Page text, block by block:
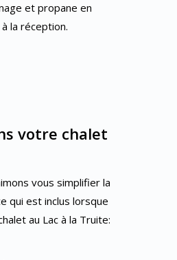
et propane en
la réception.
votre chalet
vous simplifier la
qui est inclus lorsque
au Lac à la Truite: